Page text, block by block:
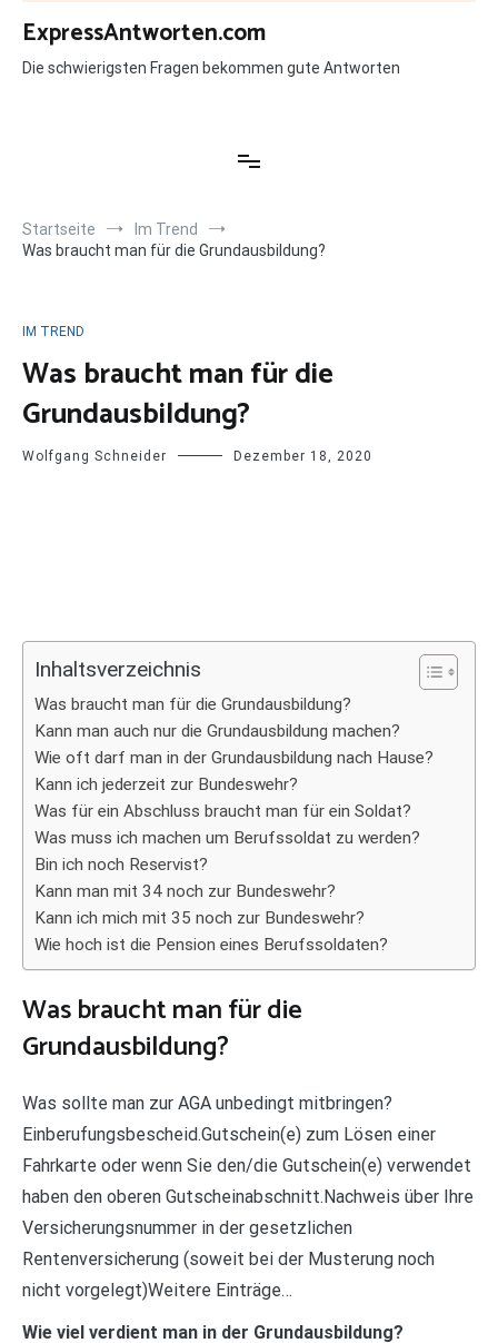
Zum
Inhalt
springen
ExpressAntworten.com
Die schwierigsten Fragen bekommen gute Antworten
Startseite
Im Trend
Was braucht man für die Grundausbildung?
IM TREND
Was braucht man für die
Grundausbildung?
Wolfgang Schneider Dezember 18, 2020
Inhaltsverzeichnis
Was braucht man für die Grundausbildung?
Kann man auch nur die Grundausbildung machen?
Wie oft darf man in der Grundausbildung nach Hause?
Kann ich jederzeit zur Bundeswehr?
Was für ein Abschluss braucht man für ein Soldat?
Was muss ich machen um Berufssoldat zu werden?
Bin ich noch Reservist?
Kann man mit 34 noch zur Bundeswehr?
Kann ich mich mit 35 noch zur Bundeswehr?
Wie hoch ist die Pension eines Berufssoldaten?
Was braucht man für die
Grundausbildung?
Was sollte man zur AGA unbedingt mitbringen?
Einberufungsbescheid.Gutschein(e) zum Lösen einer
Fahrkarte oder wenn Sie den/die Gutschein(e) verwendet
haben den oberen Gutscheinabschnitt.Nachweis über Ihre
Versicherungsnummer in der gesetzlichen
Rentenversicherung (soweit bei der Musterung noch
nicht vorgelegt)Weitere Einträge…
Wie viel verdient man in der Grundausbildung?